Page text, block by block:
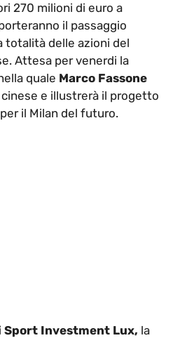
270 milioni di euro a
il passaggio
totalità delle azioni del
Attesa per venerdi la
quale Marco Fassone
e illustrerà il progetto
il Milan del futuro.
Sport Investment Lux, la